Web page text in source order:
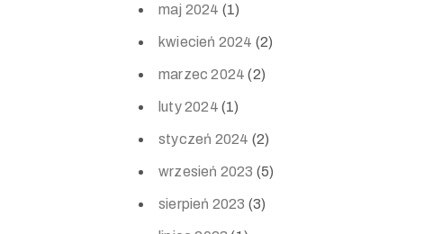
maj 2024 (1)
kwiecień 2024 (2)
marzec 2024 (2)
luty 2024 (1)
styczeń 2024 (2)
wrzesień 2023 (5)
sierpień 2023 (3)